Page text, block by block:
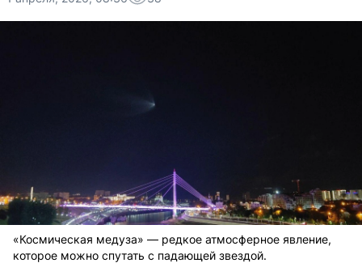
«Космическая медуза» — редкое атмосферное явление,
которое можно спутать с падающей звездой.